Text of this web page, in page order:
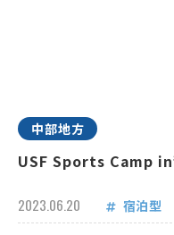
中部地方
USF Sports Camp in
2023.06.20 宿泊型